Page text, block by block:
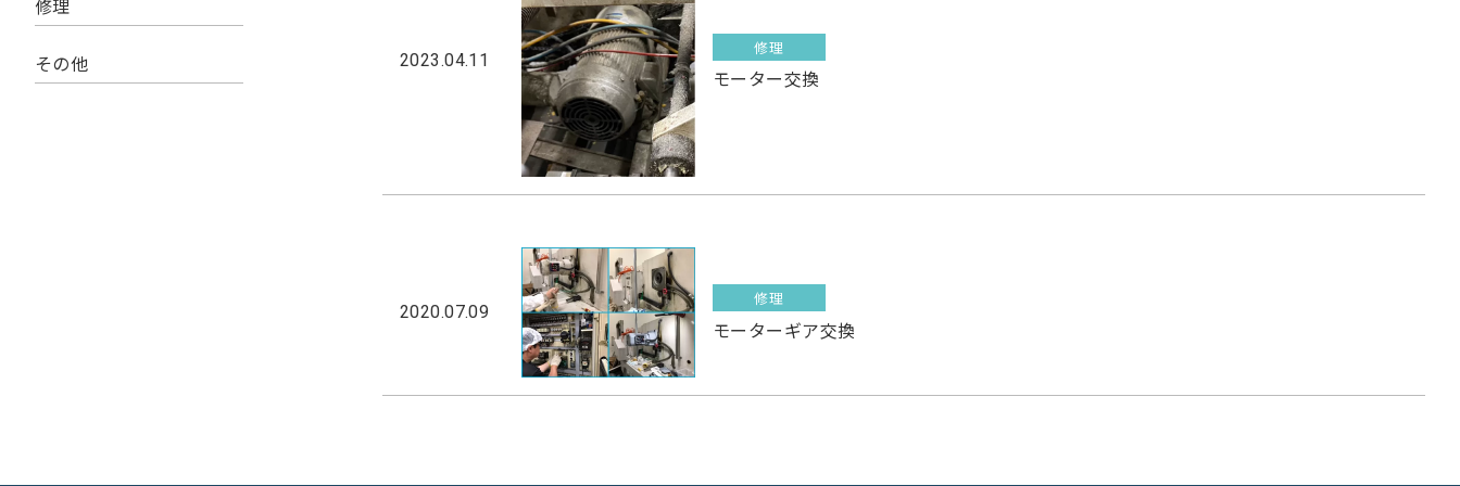
その他 2023.04.11
修理
モーター交換
2020.07.09
修理
モーターギア交換